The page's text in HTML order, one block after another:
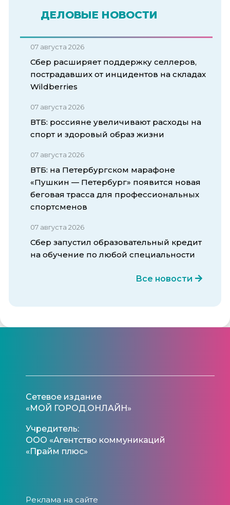
ДЕЛОВЫЕ НОВОСТИ
07 августа 2026
Сбер расширяет поддержку селлеров,
пострадавших от инцидентов на складах
Wildberries
07 августа 2026
ВТБ: россияне увеличивают расходы на
спорт и здоровый образ жизни
07 августа 2026
ВТБ: на Петербургском марафоне
«Пушкин — Петербург» появится новая
беговая трасса для профессиональных
спортсменов
07 августа 2026
Сбер запустил образовательный кредит
на обучение по любой специальности
Все новости
Сетевое издание
«МОЙ ГОРОД.ОНЛАЙН»
Учредитель:
ООО «Агентство коммуникаций
«Прайм плюс»
Реклама на сайте